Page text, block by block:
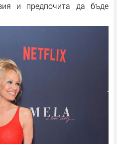
и предпочита да бъде